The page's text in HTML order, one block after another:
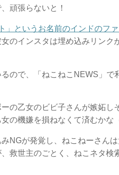
頑張らないと！
」というお名前のインドのフ
のインスタは埋め込みリンク
ので、「ねこねこNEWS」で
の乙女のビビ子さんが嫉妬し
の機嫌を損ねなくて済むかな
NGが発覚し、ねこねーさん
救世主のごとく、ねこネタ検